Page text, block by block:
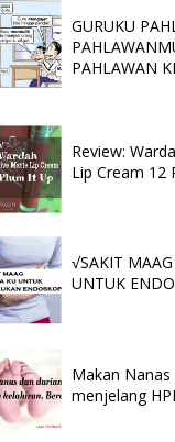
GURUKU
PAHLAWAN
Review:
Lip Cream 12
√SAKIT
UNTUK
Makan
menjelang